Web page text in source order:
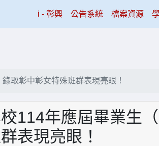
i - 彰興(current)
公告系統 檔案資源
取彰中彰女特殊班群表現亮眼！
校114年應屆畢業生
表現亮眼！